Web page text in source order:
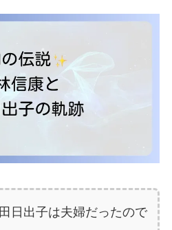
日出子は夫婦だったので